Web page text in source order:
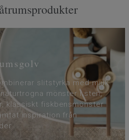
slitstyrka med mjuk
mönster i sten,
klassiskt fiskbensmönster
inspiration från